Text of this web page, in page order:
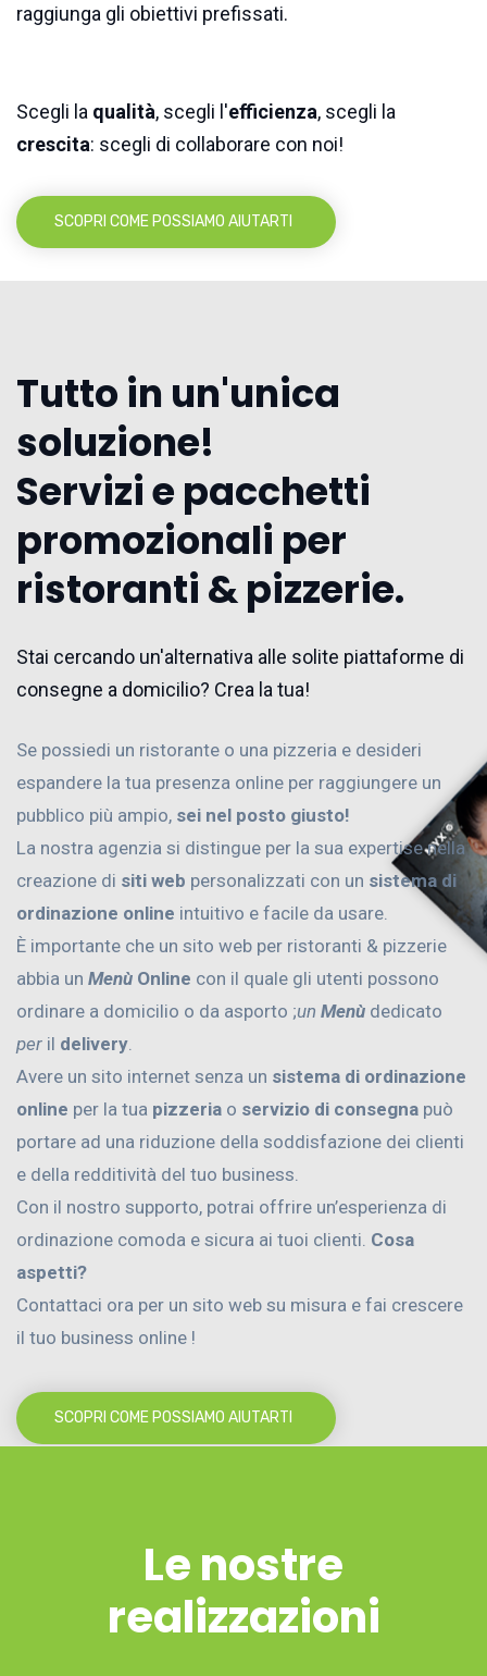
raggiunga gli obiettivi prefissati.
Scegli la qualità, scegli l'efficienza, scegli la
crescita: scegli di collaborare con noi!
SCOPRI COME POSSIAMO AIUTARTI
Tutto in un'unica
soluzione!
Servizi e pacchetti
promozionali per
ristoranti & pizzerie.
Stai cercando un'alternativa alle solite piattaforme di
consegne a domicilio? Crea la tua!
Se possiedi un ristorante o una pizzeria e desideri
espandere la tua presenza online per raggiungere un
pubblico più ampio, sei nel posto giusto!
La nostra agenzia si distingue per la sua expertise nella
creazione di siti web personalizzati con un sistema di
ordinazione online intuitivo e facile da usare.
È importante che un sito web per ristoranti & pizzerie
abbia un Menù Online con il quale gli utenti possono
ordinare a domicilio o da asporto ;un Menù dedicato
per il delivery
Avere un sito internet senza un sistema di ordinazione
online per la tua pizzeria o servizio di consegna può
portare ad una riduzione della soddisfazione dei clienti
e della redditività del tuo business.
Con il nostro supporto, potrai offrire un’esperienza di
ordinazione comoda e sicura ai tuoi clienti. Cosa
aspetti?
Contattaci ora per un sito web su misura e fai crescere
il tuo business online !
SCOPRI COME POSSIAMO AIUTARTI
Le nostre
realizzazioni